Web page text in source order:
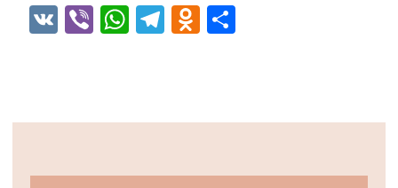
VK ViberWhatsApp
Telegram
Odnoklassniki